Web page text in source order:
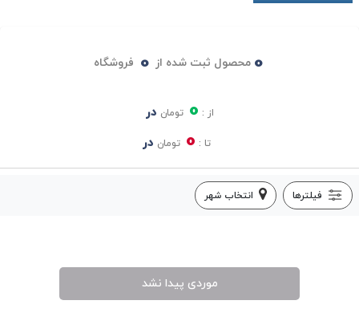
0 محصول ثبت شده از 0 فروشگاه
از : 0 تومان در
تا : 0 تومان در
فیلترها انتخاب شهر
موردی پیدا نشد